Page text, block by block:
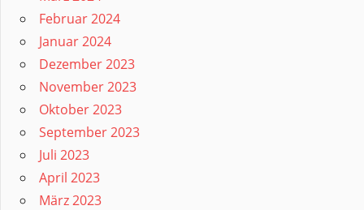
Februar 2024
Januar 2024
Dezember 2023
November 2023
Oktober 2023
September 2023
Juli 2023
April 2023
März 2023